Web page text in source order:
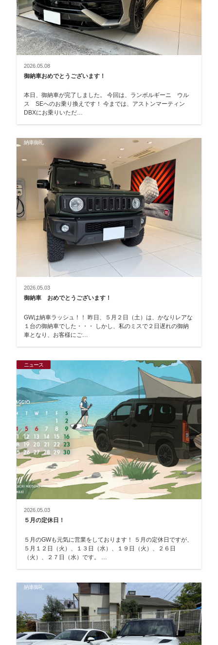
2026.05.08
御納車おめでとうございます！
本日、御納車が完了しました。 今回は、ランボルギーニ ウル
ス SEへのお乗り換えです！ 今までは、アストンマーティン
DBXにお乗りいただ…
納車御礼
2026.05.03
御納車 おめでとうございます！
GWは納車ラッシュ！！ 昨日、５月２日（土）は、かなりレアな
１台の御納車でした・・・ しかし、私のミスで２日遅れの御納
車となり、お客様にご…
ニュース
2026.05.03
５月の定休日！
５月のGWも元気に営業をしております！ ５月の定休日ですが、
５月１２日（火）、１３日（水）、１９日（火）、２６日
納車御礼